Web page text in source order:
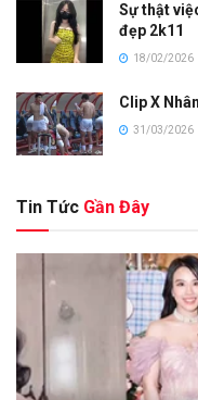
Sự thật
đẹp 2k11
18/02/2026
Clip X
31/03/2026
Tin Tức Gần Đây